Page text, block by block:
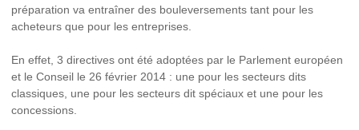
préparation va entraîner des bouleversements tant pour les
acheteurs que pour les entreprises.
En effet, 3 directives ont été adoptées par le Parlement européen
et le Conseil le 26 février 2014 : une pour les secteurs dits
classiques, une pour les secteurs dit spéciaux et une pour les
concessions.